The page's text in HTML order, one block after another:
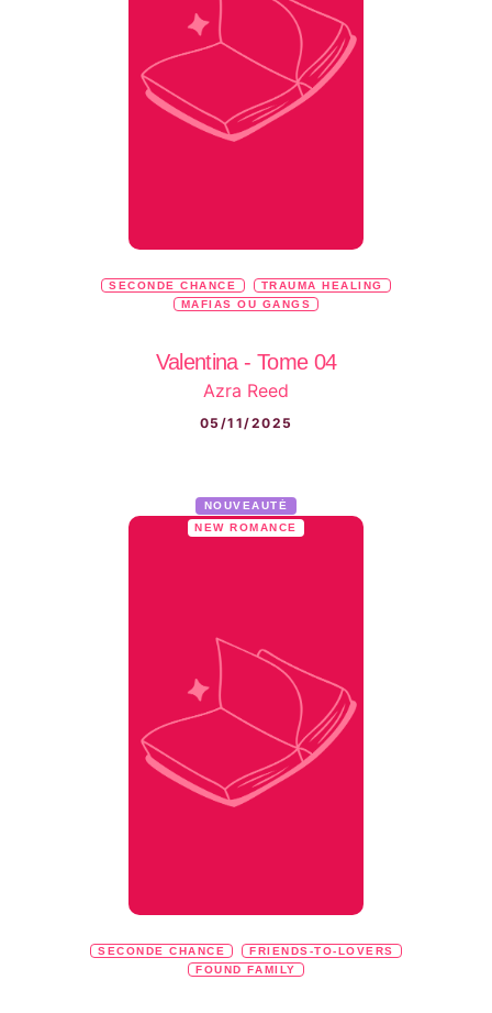
SECONDE CHANCE
TRAUMA HEALING
MAFIAS OU GANGS
Valentina - Tome 04
Azra Reed
05/11/2025
NOUVEAUTÉ
NEW ROMANCE
SECONDE CHANCE
FRIENDS-TO-LOVERS
FOUND FAMILY